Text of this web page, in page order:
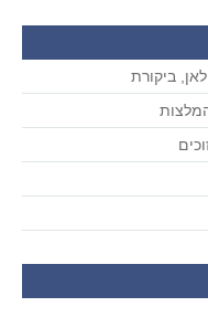
ביקורת